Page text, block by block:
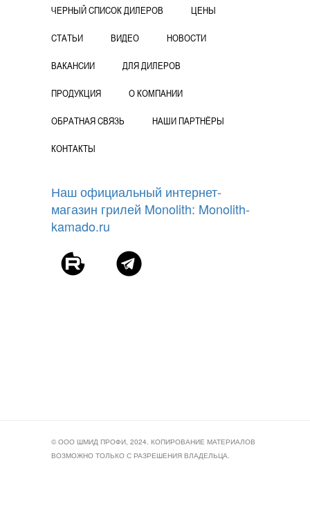
ЧЕРНЫЙ СПИСОК ДИЛЕРОВ ЦЕНЫ
СТАТЬИ ВИДЕО НОВОСТИ
ВАКАНСИИ ДЛЯ ДИЛЕРОВ
ПРОДУКЦИЯ О КОМПАНИИ
ОБРАТНАЯ СВЯЗЬ НАШИ ПАРТНЁРЫ
КОНТАКТЫ
Наш официальный интернет-
магазин грилей Monolith: Monolith-
kamado.ru
© ООО ШМИД ПРОФИ, 2024. КОПИРОВАНИЕ МАТЕРИАЛОВ
ВОЗМОЖНО ТОЛЬКО С РАЗРЕШЕНИЯ ВЛАДЕЛЬЦА.